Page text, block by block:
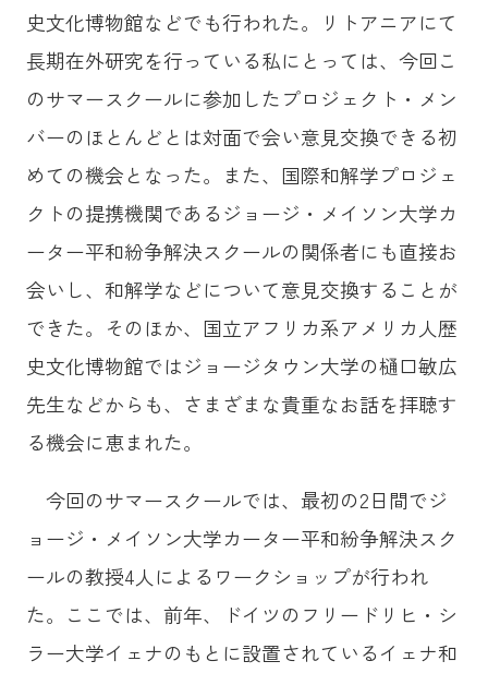
史文化博物館などでも行われた。リトアニアにて
長期在外研究を行っている私にとっては、今回こ
のサマースクールに参加したプロジェクト・メン
バーのほとんどとは対面で会い意見交換できる初
めての機会となった。また、国際和解学プロジェ
クトの提携機関であるジョージ・メイソン大学カ
ーター平和紛争解決スクールの関係者にも直接お
会いし、和解学などについて意見交換することが
できた。そのほか、国立アフリカ系アメリカ人歴
史文化博物館ではジョージタウン大学の樋口敏広
先生などからも、さまざまな貴重なお話を拝聴す
る機会に恵まれた。
今回のサマースクールでは、最初の2日間でジ
ョージ・メイソン大学カーター平和紛争解決スク
ールの教授4人によるワークショップが行われ
た。ここでは、前年、ドイツのフリードリヒ・シ
ラー大学イェナのもとに設置されているイェナ和